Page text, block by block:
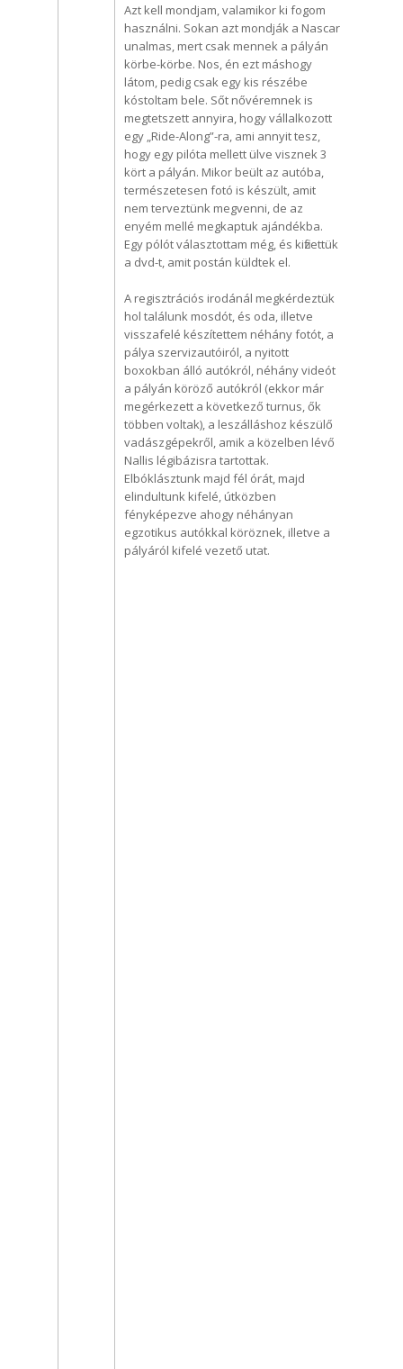
Azt kell mondjam, valamikor ki fogom
használni. Sokan azt mondják a Nascar
unalmas, mert csak mennek a pályán
körbe-körbe. Nos, én ezt máshogy
látom, pedig csak egy kis részébe
kóstoltam bele. Sőt nővéremnek is
megtetszett annyira, hogy vállalkozott
egy „Ride-Along”-ra, ami annyit tesz,
hogy egy pilóta mellett ülve visznek 3
kört a pályán. Mikor beült az autóba,
természetesen fotó is készült, amit
nem terveztünk megvenni, de az
enyém mellé megkaptuk ajándékba.
Egy pólót választottam még, és kifizettük
a dvd-t, amit postán küldtek el.
A regisztrációs irodánál megkérdeztük
hol találunk mosdót, és oda, illetve
visszafelé készítettem néhány fotót, a
pálya szervizautóiról, a nyitott
boxokban álló autókról, néhány videót
a pályán köröző autókról (ekkor már
megérkezett a következő turnus, ők
többen voltak), a leszálláshoz készülő
vadászgépekről, amik a közelben lévő
Nallis légibázisra tartottak.
Elbóklásztunk majd fél órát, majd
elindultunk kifelé, útközben
fényképezve ahogy néhányan
egzotikus autókkal köröznek, illetve a
pályáról kifelé vezető utat.